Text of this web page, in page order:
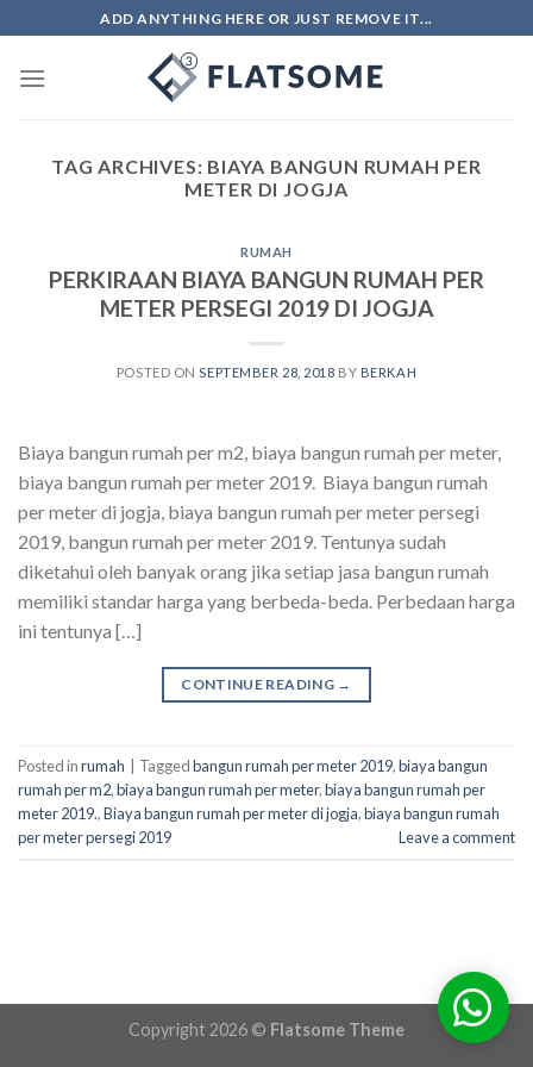
to
content
ADD ANYTHING HERE OR JUST REMOVE IT...
TAG ARCHIVES: BIAYA BANGUN RUMAH PER
METER DI JOGJA
RUMAH
PERKIRAAN BIAYA BANGUN RUMAH PER
METER PERSEGI 2019 DI JOGJA
POSTED ON SEPTEMBER 28, 2018 BY BERKAH
Biaya bangun rumah per m2, biaya bangun rumah per meter,
biaya bangun rumah per meter 2019. Biaya bangun rumah
per meter di jogja, biaya bangun rumah per meter persegi
2019, bangun rumah per meter 2019. Tentunya sudah
diketahui oleh banyak orang jika setiap jasa bangun rumah
memiliki standar harga yang berbeda-beda. Perbedaan harga
ini tentunya […]
CONTINUE READING →
Posted inrumah Taggedbangun rumah per meter 2019,biaya bangun
rumah per m2,biaya bangun rumah per meter,biaya bangun rumah per
meter 2019.,Biaya bangun rumah per meter di jogja,biaya bangun rumah
per meter persegi 2019
Leave a comment
Copyright 2026 © Flatsome Theme